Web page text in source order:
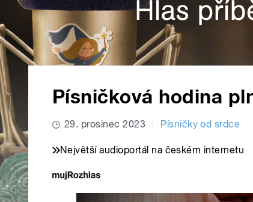
Písničková hodina
29. prosinec 2023 Písničky od srdce
Největší audioportál na českém internetu